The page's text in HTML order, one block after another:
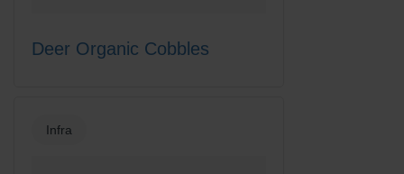
Deer Organic Cobbles
Infra